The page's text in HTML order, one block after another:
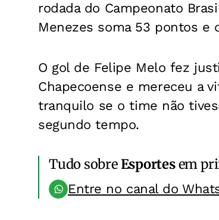
rodada do Campeonato
Menezes soma 53 pontos e
O gol de Felipe Melo fez
Chapecoense e mereceu a
tranquilo se o time não
segundo tempo.
Tudo sobreEsportesem
Entre no canal do